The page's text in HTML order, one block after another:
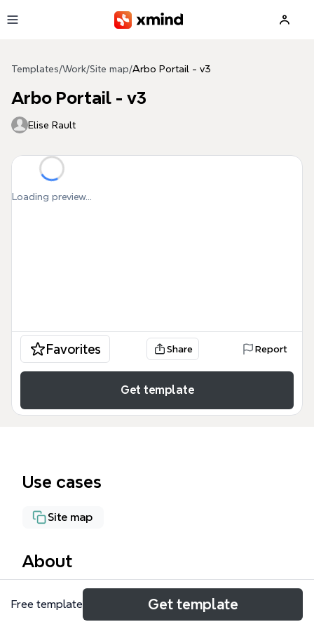
Templates/Work/Site map/Arbo Portail - v3
Arbo Portail - v3
Elise Rault
Loading preview...
Favorites Share Report
Get template
Use cases
Site map
About
Le modèle Arbo Portail - v3 est une cartographie
exhaustive de l'architecture d'information pour un
Free template Get template